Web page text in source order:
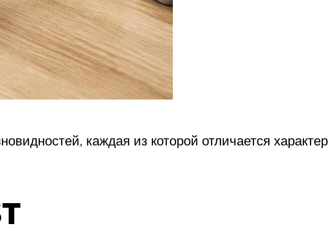
каждая из которой отличается характер